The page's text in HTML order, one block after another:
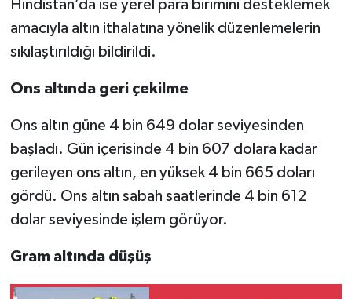
Hindistan’da ise yerel para birimini desteklemek
amacıyla altın ithalatına yönelik düzenlemelerin
sıkılaştırıldığı bildirildi.
Ons altında geri çekilme
Ons altın güne 4 bin 649 dolar seviyesinden
başladı. Gün içerisinde 4 bin 607 dolara kadar
gerileyen ons altın, en yüksek 4 bin 665 doları
gördü. Ons altın sabah saatlerinde 4 bin 612
dolar seviyesinde işlem görüyor.
Gram altında düşüş